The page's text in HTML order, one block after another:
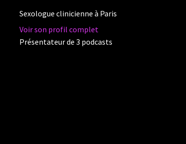
Sexologue clinicienne à Paris
Voir son profil complet
Présentateur de 3 podcasts